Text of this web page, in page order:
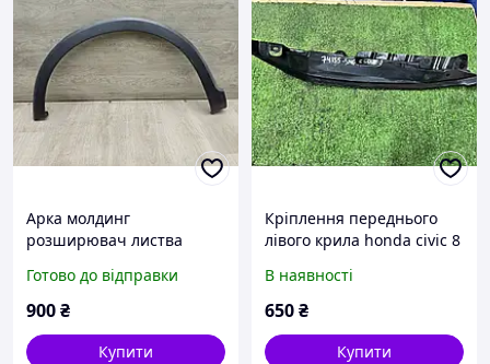
Арка молдинг
розширювач листва
заднього лівого Honda
Civic 8 (2005-2011) 74450-
Готово до відправки
900₴
Купити
Кріплення переднього
лівого крила honda civic 8
74155SMGE00050
В наявності
650₴
Купити